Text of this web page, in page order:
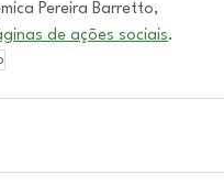
Pereira Barretto,
de ações sociais.